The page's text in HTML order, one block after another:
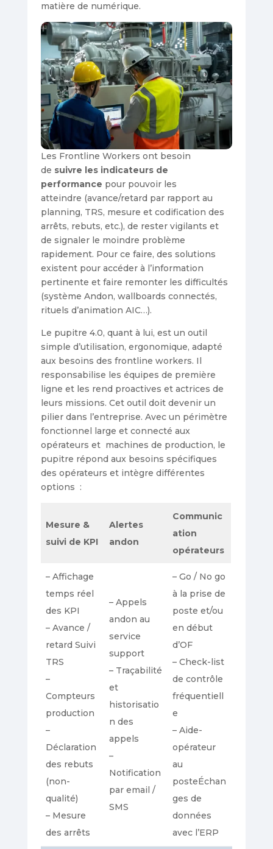
matière de numérique.
Les Frontline Workers ont besoin
de suivre les indicateurs de
performance pour pouvoir les
atteindre (avance/retard par rapport au
planning, TRS, mesure et codification des
arrêts, rebuts, etc.), de rester vigilants et
de signaler le moindre problème
rapidement. Pour ce faire, des solutions
existent pour accéder à l’information
pertinente et faire remonter les difficultés
(système Andon, wallboards connectés,
rituels d’animation AIC…).
Le pupitre 4.0, quant à lui, est un outil
simple d’utilisation, ergonomique, adapté
aux besoins des frontline workers. Il
responsabilise les équipes de première
ligne et les rend proactives et actrices de
leurs missions. Cet outil doit devenir un
pilier dans l’entreprise. Avec un périmètre
fonctionnel large et connecté aux
opérateurs et machines de production, le
pupitre répond aux besoins spécifiques
des opérateurs et intègre différentes
options :
Mesure &
suivi de KPI
Alertes
andon
Communic
ation
opérateurs
– Affichage
temps réel
des KPI
– Avance /
retard Suivi
TRS
–
Compteurs
production
–
Déclaration
des rebuts
(non-
qualité)
– Mesure
des arrêts
– Appels
andon au
service
support
– Traçabilité
et
historisatio
n des
appels
–
Notification
par email /
SMS
– Go / No go
à la prise de
poste et/ou
en début
d’OF
– Check-list
de contrôle
fréquentiell
e
– Aide-
opérateur
au
posteÉchan
ges de
données
avec l’ERP